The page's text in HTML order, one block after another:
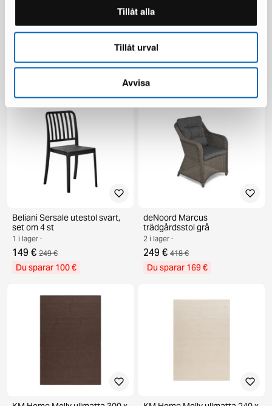
Tillåt alla
Tillåt urval
Avvisa
Chesterfield Lyx fåtölj
335 € 481 €
Ariany soffmodul
189 €
Beliani Sersale utestol svart,
set om 4 st
1 i lager ·
149 € 249 €
Du sparar 100 €
deNoord Marcus
trädgårdsstol grå
2 i lager ·
249 € 418 €
Du sparar 169 €